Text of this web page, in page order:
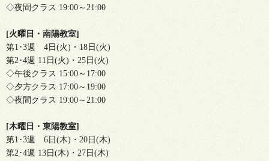
◇夜間クラス 19:00～21:00
[火曜日・南陽教室]
第1･3週 4日(火)・18日(火)
第2･4週 11日(火)・25日(火)
◇午後クラス 15:00～17:00
◇夕方クラス 17:00～19:00
◇夜間クラス 19:00～21:00
[木曜日・東陽教室]
第1･3週 6日(木)・20日(木)
第2･4週 13日(木)・27日(木)